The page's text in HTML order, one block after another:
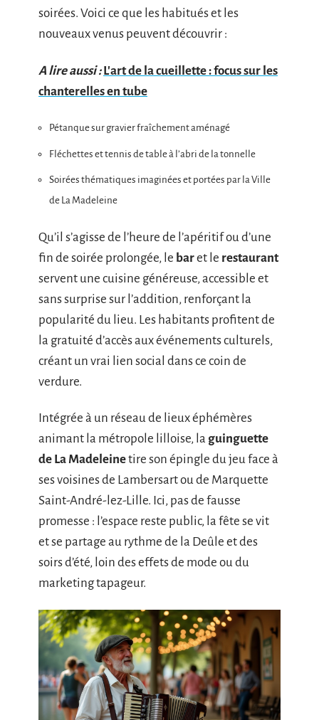
soirées. Voici ce que les habitués et les
nouveaux venus peuvent découvrir :
A lire aussi : L'art de la cueillette : focus sur les
chanterelles en tube
Pétanque sur gravier fraîchement aménagé
Fléchettes et tennis de table à l’abri de la tonnelle
Soirées thématiques imaginées et portées par la Ville
de La Madeleine
Qu’il s’agisse de l’heure de l’apéritif ou d’une
fin de soirée prolongée, le baret le restaurant
servent une cuisine généreuse, accessible et
sans surprise sur l’addition, renforçant la
popularité du lieu. Les habitants profitent de
la gratuité d’accès aux événements culturels,
créant un vrai lien social dans ce coin de
verdure.
Intégrée à un réseau de lieux éphémères
animant la métropole lilloise, la guinguette
de La Madeleinetire son épingle du jeu face à
ses voisines de Lambersart ou de Marquette
Saint-André-lez-Lille. Ici, pas de fausse
promesse : l’espace reste public, la fête se vit
et se partage au rythme de la Deûle et des
soirs d’été, loin des effets de mode ou du
marketing tapageur.